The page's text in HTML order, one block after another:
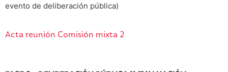
evento de deliberación pública)
Acta reunión Comisión mixta 2